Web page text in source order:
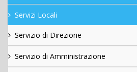
Servizi Locali
Servizio di Direzione
Servizio di Amministrazione